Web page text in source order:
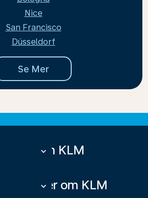
Nice
San Francisco
Düsseldorf
Se Mer
Om KLM
keyboard_arrow_down
Mer om KLM
keyboard_arrow_down